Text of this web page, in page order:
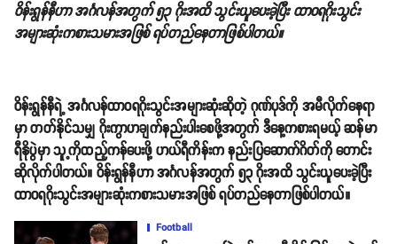
ဝိန်းရွန်နီဟာ အင်္ဂလန်အတွက် ၅၃ ဂိုးအထိ သွင်းယူပေးခဲ့ပြီး ထာ၀ရဂိုးသွင်း
အများဆုံးကစားသမားအဖြစ် ရပ်တည်နေတာဖြစ်ပါတယ်။
ဝိန်းရွန်နီရဲ့ အင်္ဂလန်ထာ၀ရဂိုးသွင်းအများဆုံးဆိုတဲ့ ဂုဏ်ပုဒ်ကို အမီလိုက်နေရာ
မှာ တတ်နိုင်သမျှ ဂိုးကွာဟချက်နည်းပါးစေဖို့အတွက် ဒီနေ့ကစားရမယ့် ဆန်မာ
ရီနိုပွဲမှာ သူ့ကိုထည့်ကန်ပေးဖို့ ဟယ်ရီကိန်းက နည်းပြဆောက်ဂိတ်ကို တောင်း
ဆိုလိုက်ပါတယ်။ ဝိန်းရွန်နီဟာ အင်္ဂလန်အတွက် ၅၃ ဂိုးအထိ သွင်းယူပေးခဲ့ပြီး
ထာ၀ရဂိုးသွင်းအများဆုံးကစားသမားအဖြစ် ရပ်တည်နေတာဖြစ်ပါတယ်။
Football